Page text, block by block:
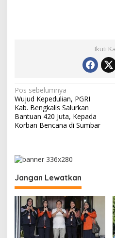
Ikuti
N
a
v
a
s
i
p
o
s
Pos sebelumnya
Wujud Kepedulian, PGRI
Kab. Bengkalis Salurkan
Bantuan 420 Juta, Kepada
Korban Bencana di Sumbar
Jangan Lewatkan